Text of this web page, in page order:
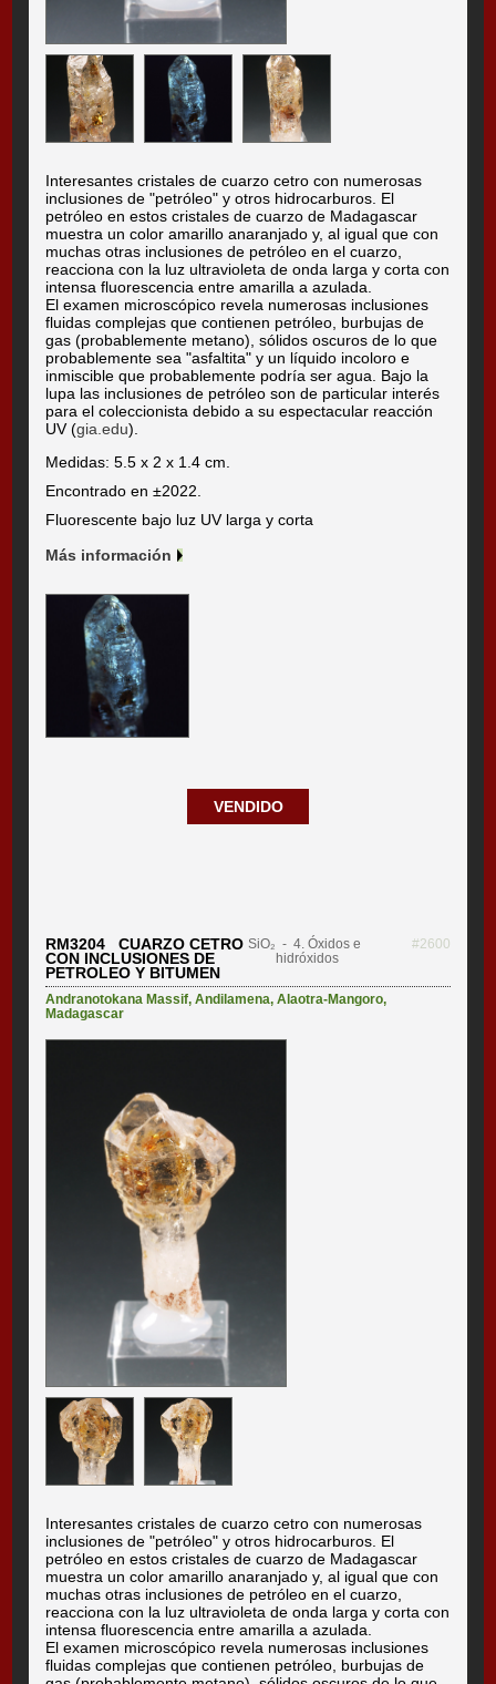
Interesantes cristales de cuarzo cetro con numerosas
inclusiones de "petróleo" y otros hidrocarburos. El
petróleo en estos cristales de cuarzo de Madagascar
muestra un color amarillo anaranjado y, al igual que con
muchas otras inclusiones de petróleo en el cuarzo,
reacciona con la luz ultravioleta de onda larga y corta con
intensa fluorescencia entre amarilla a azulada.
El examen microscópico revela numerosas inclusiones
fluidas complejas que contienen petróleo, burbujas de
gas (probablemente metano), sólidos oscuros de lo que
probablemente sea "asfaltita" y un líquido incoloro e
inmiscible que probablemente podría ser agua. Bajo la
lupa las inclusiones de petróleo son de particular interés
para el coleccionista debido a su espectacular reacción
UV (gia.edu).
Medidas: 5.5 x 2 x 1.4 cm.
Encontrado en ±2022.
Fluorescente bajo luz UV larga y corta
Más información
VENDIDO
RM3204 CUARZO CETRO
CON INCLUSIONES DE
PETROLEO Y BITUMEN
SiO₂ - 4. Óxidos e
hidróxidos
#2600
Andranotokana Massif,Andilamena,Alaotra-Mangoro,
Madagascar
Interesantes cristales de cuarzo cetro con numerosas
inclusiones de "petróleo" y otros hidrocarburos. El
petróleo en estos cristales de cuarzo de Madagascar
muestra un color amarillo anaranjado y, al igual que con
muchas otras inclusiones de petróleo en el cuarzo,
reacciona con la luz ultravioleta de onda larga y corta con
intensa fluorescencia entre amarilla a azulada.
El examen microscópico revela numerosas inclusiones
fluidas complejas que contienen petróleo, burbujas de